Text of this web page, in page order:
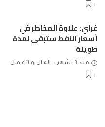
غراي: علاوة المخاطر في
أسعار النفط ستبقى لمدة
طويلة
منذ 3 أشهر المال والأعمال